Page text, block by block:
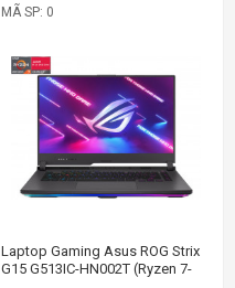
MÃ SP: 0
Laptop Gaming Asus ROG Strix
G15 G513IC-HN002T (Ryzen 7-